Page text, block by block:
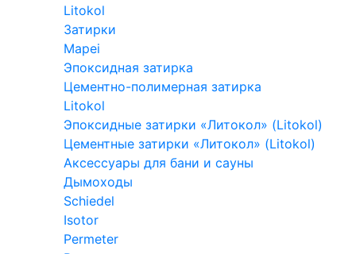
Litokol
Затирки
Mapei
Эпоксидная затирка
Цементно-полимерная затирка
Litokol
Эпоксидные затирки «Литокол» (Litokol)
Цементные затирки «Литокол» (Litokol)
Аксессуары для бани и сауны
Дымоходы
Schiedel
Isotor
Permeter